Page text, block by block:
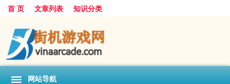
首 页 文章列表 知识分类
网站导航